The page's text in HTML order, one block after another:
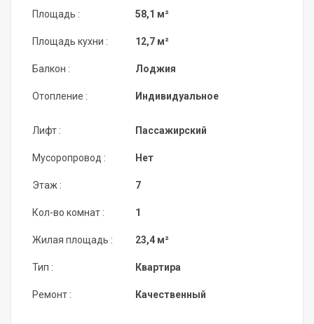
Площадь :
Площадь кухни :
Балкон :
Отопление :
58,1 м²
12,7 м²
Лоджия
Индивидуальное
Лифт :
Мусоропровод :
Этаж :
Кол-во комнат :
Жилая площадь :
Тип :
Ремонт :
Пассажирский
Нет
7
1
23,4 м²
Квартира
Качественный